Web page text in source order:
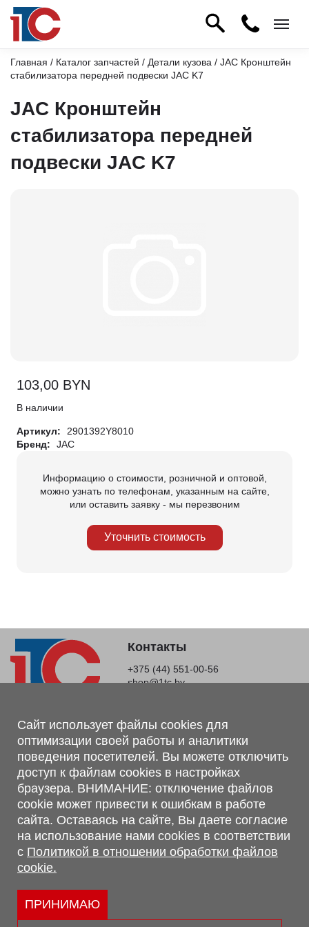
Главная / Каталог запчастей / Детали кузова / JAC Кронштейн
стабилизатора передней подвески JAC K7
JAC Кронштейн
стабилизатора передней
подвески JAC K7
103,00 BYN
В наличии
Артикул:
2901392Y8010
Бренд:
JAC
Информацию о стоимости, розничной и оптовой,
можно узнать по телефонам, указанным на сайте,
или оставить заявку - мы перезвоним
Уточнить стоимость
Контакты
+375 (44) 551-00-56
shop@1tc.by
Магазин, склад
г. Минск, Минский р-н, п. Привольный, ул. Мира, 20А,
223062
г. Брест, ул. Лейтенанта Рябцева, 108 В, 224701
Обращаем Ваше внимание, что вся предоставленная на сайте
информация, касающаяся комплектаций, технических
характеристик, цветовых сочетаний, а также стоимости и
сервисного обслуживания носит информационный характер и
не является публичной офертой, определяемой п.2 ст.407
Гражданского кодекса Республики Беларусь.
Политика обработки персональных данных
Политикой в отношении обработки файлов cookie.
Сайт использует файлы cookies для
оптимизации своей работы и аналитики
поведения посетителей. Вы можете отключить
доступ к файлам cookies в настройках
браузера. ВНИМАНИЕ: отключение файлов
cookie может привести к ошибкам в работе
сайта. Оставаясь на сайте, Вы даете согласие
на использование нами cookies в соответствии
с Политикой в отношении обработки файлов
cookie.
ПРИНИМАЮ